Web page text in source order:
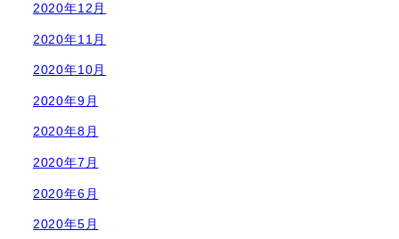
2020年12月
2020年11月
2020年10月
2020年9月
2020年8月
2020年7月
2020年6月
2020年5月